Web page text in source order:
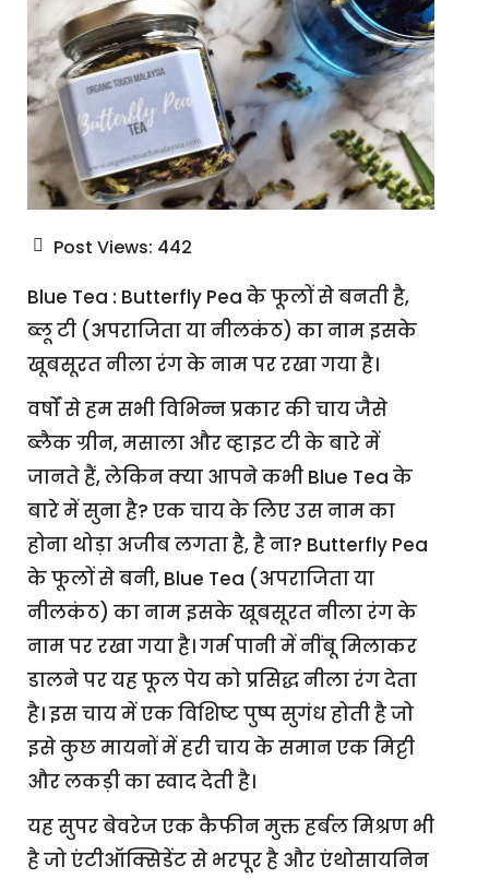
Post Views: 442
Blue Tea : Butterfly Pea के फूलों से बनती है,
ब्लू टी (अपराजिता या नीलकंठ) का नाम इसके
खूबसूरत नीला रंग के नाम पर रखा गया है।
वर्षों से हम सभी विभिन्न प्रकार की चाय जैसे
ब्लैक ग्रीन, मसाला और व्हाइट टी के बारे में
जानते हैं, लेकिन क्या आपने कभी Blue Tea के
बारे में सुना है? एक चाय के लिए उस नाम का
होना थोड़ा अजीब लगता है, है ना? Butterfly Pea
के फूलों से बनी, Blue Tea (अपराजिता या
नीलकंठ) का नाम इसके खूबसूरत नीला रंग के
नाम पर रखा गया है। गर्म पानी में नींबू मिलाकर
डालने पर यह फूल पेय को प्रसिद्ध नीला रंग देता
है। इस चाय में एक विशिष्ट पुष्प सुगंध होती है जो
इसे कुछ मायनों में हरी चाय के समान एक मिट्टी
और लकड़ी का स्वाद देती है।
यह सुपर बेवरेज एक कैफीन मुक्त हर्बल मिश्रण भी
है जो एंटीऑक्सिडेंट से भरपूर है और एंथोसायनिन